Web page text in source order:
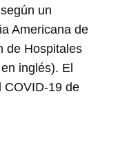
un
Americana de
de Hospitales
inglés). El
COVID-19 de